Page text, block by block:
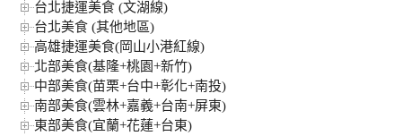
台北捷運美食 (文湖線)
台北美食 (其他地區)
高雄捷運美食(岡山小港紅線)
北部美食(基隆+桃園+新竹)
中部美食(苗栗+台中+彰化+南投)
南部美食(雲林+嘉義+台南+屏東)
東部美食(宜蘭+花蓮+台東)